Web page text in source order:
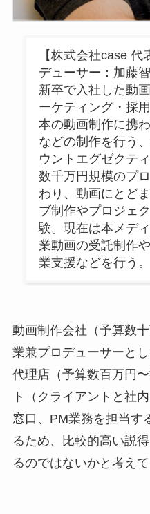
【株式会社case
デューサー：加藤智
新卒で入社した動
ーケティング・採
本の動画制作に携
などの制作を行う
ウントエグゼクテ
数千万円規模のプ
わり、動画にとど
ブ制作やプロジェ
験。現在は本メデ
業動画の受託制作
業支援などを行う。
動画制作会社（予算数
業兼プロデューサーと
代理店（予算数百万円
ト（クライアントと社
窓口、PM業務を担当す
るため、比較的高い説
るのではないかと考えて